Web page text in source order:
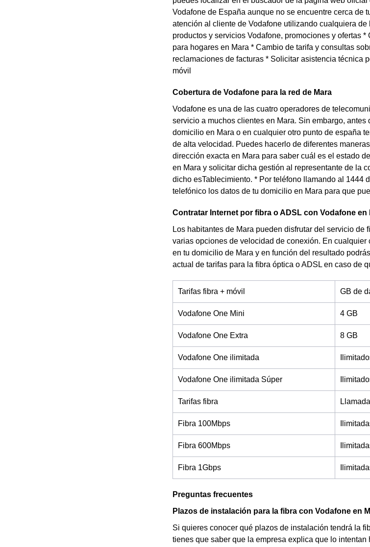
Vodafone de España aunque no se encuentre cerca de
atención al cliente de Vodafone utilizando cualquiera
productos y servicios Vodafone, promociones y ofertas
para hogares en Mara * Cambio de tarifa y consultas
reclamaciones de facturas * Solicitar asistencia técnica
móvil
Cobertura de Vodafone para la red de Mara
Vodafone es una de las cuatro operadores de
servicio a muchos clientes en Mara. Sin embargo,
domicilio en Mara o en cualquier otro punto de españa
de alta velocidad. Puedes hacerlo de diferentes
dirección exacta en Mara para saber cuál es el estado
en Mara y solicitar dicha gestión al representante de la
dicho esTablecimiento. * Por teléfono llamando al 1444
telefónico los datos de tu domicilio en Mara para que
Contratar Internet por fibra o ADSL con Vodafone en
Los habitantes de Mara pueden disfrutar del servicio
varias opciones de velocidad de conexión. En
en tu domicilio de Mara y en función del resultado
actual de tarifas para la fibra óptica o ADSL en caso de
Tarifas fibra + móvil GB de
Vodafone One Mini 4 GB
Vodafone One Extra 8 GB
Vodafone One ilimitada
Vodafone One ilimitada Súper
Tarifas fibra
Fibra 100Mbps
Fibra 600Mbps
Fibra 1Gbps
Preguntas frecuentes
Plazos de instalación para la fibra con Vodafone en
Si quieres conocer qué plazos de instalación tendrá la
tienes que saber que la empresa explica que lo